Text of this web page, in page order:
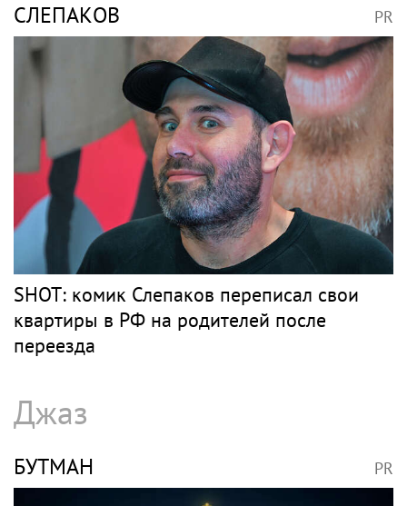
СЛЕПАКОВ PR
SHOT: комик Слепаков переписал свои
квартиры в РФ на родителей после
переезда
Джаз
БУТМАН PR